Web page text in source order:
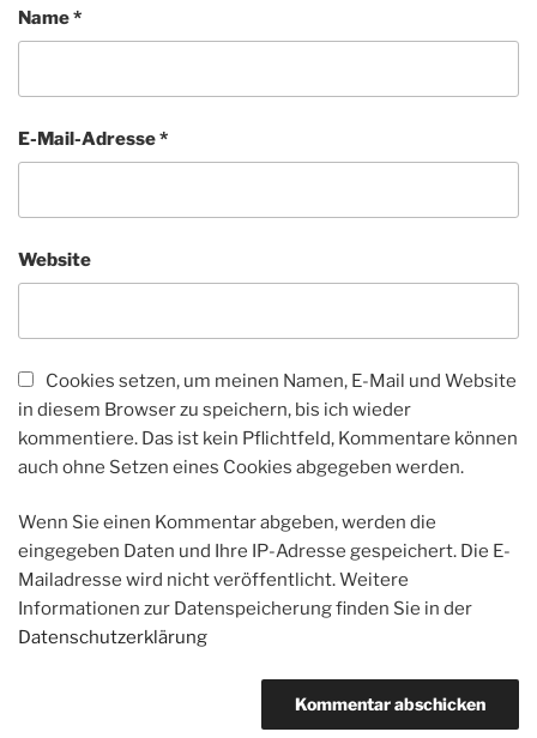
Name*
E-Mail-Adresse*
Website
Cookies setzen, um meinen Namen, E-Mail und Website
in diesem Browser zu speichern, bis ich wieder
kommentiere. Das ist kein Pflichtfeld, Kommentare können
auch ohne Setzen eines Cookies abgegeben werden.
Wenn Sie einen Kommentar abgeben, werden die
eingegeben Daten und Ihre IP-Adresse gespeichert. Die E-
Mailadresse wird nicht veröffentlicht. Weitere
Informationen zur Datenspeicherung finden Sie in der
Datenschutzerklärung